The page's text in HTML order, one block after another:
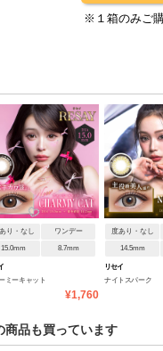
※１箱のみご
り・なし ワンデー
15.0mm 8.7mm
ミーキャット
¥1,760
度あり・なし
14.5mm
リセイ
ナイトスパーク
商品も買っています